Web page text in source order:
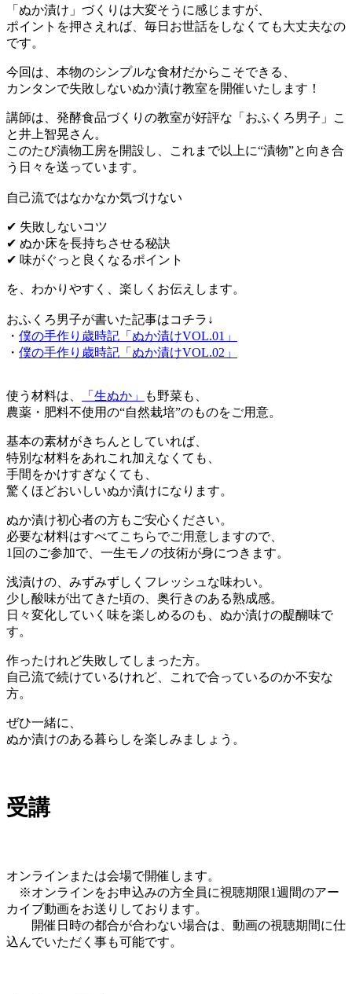
「ぬか漬け」づくりは大変そうに感じますが、
ポイントを押さえれば、毎日お世話をしなくても大丈夫なの
です。
今回は、本物のシンプルな食材だからこそできる、
カンタンで失敗しないぬか漬け教室を開催いたします！
講師は、発酵食品づくりの教室が好評な「おふくろ男子」こ
と井上智晃さん。
このたび漬物工房を開設し、これまで以上に“漬物”と向き合
う日々を送っています。
自己流ではなかなか気づけない
✔ 失敗しないコツ
✔ ぬか床を長持ちさせる秘訣
✔ 味がぐっと良くなるポイント
を、わかりやすく、楽しくお伝えします。
おふくろ男子が書いた記事はコチラ↓
・ 僕の手作り歳時記「ぬか漬けVOL.01」
・ 僕の手作り歳時記「ぬか漬けVOL.02」
使う材料は、 「生ぬか」
も野菜も、
農薬・肥料不使用の“自然栽培”のものをご用意。
基本の素材がきちんとしていれば、
特別な材料をあれこれ加えなくても、
手間をかけすぎなくても、
驚くほどおいしいぬか漬けになります。
ぬか漬け初心者の方もご安心ください。
必要な材料はすべてこちらでご用意しますので、
1回のご参加で、一生モノの技術が身につきます。
浅漬けの、みずみずしくフレッシュな味わい。
少し酸味が出てきた頃の、奥行きのある熟成感。
日々変化していく味を楽しめるのも、ぬか漬けの醍醐味で
す。
作ったけれど失敗してしまった方。
自己流で続けているけれど、これで合っているのか不安な
方。
ぜひ一緒に、
ぬか漬けのある暮らしを楽しみましょう。
受講
オンラインまたは会場で開催します。
※オンラインをお申込みの方全員に視聴期限1週間のアー
カイブ動画をお送りしております。
開催日時の都合が合わない場合は、動画の視聴期間に仕
込んでいただく事も可能です。